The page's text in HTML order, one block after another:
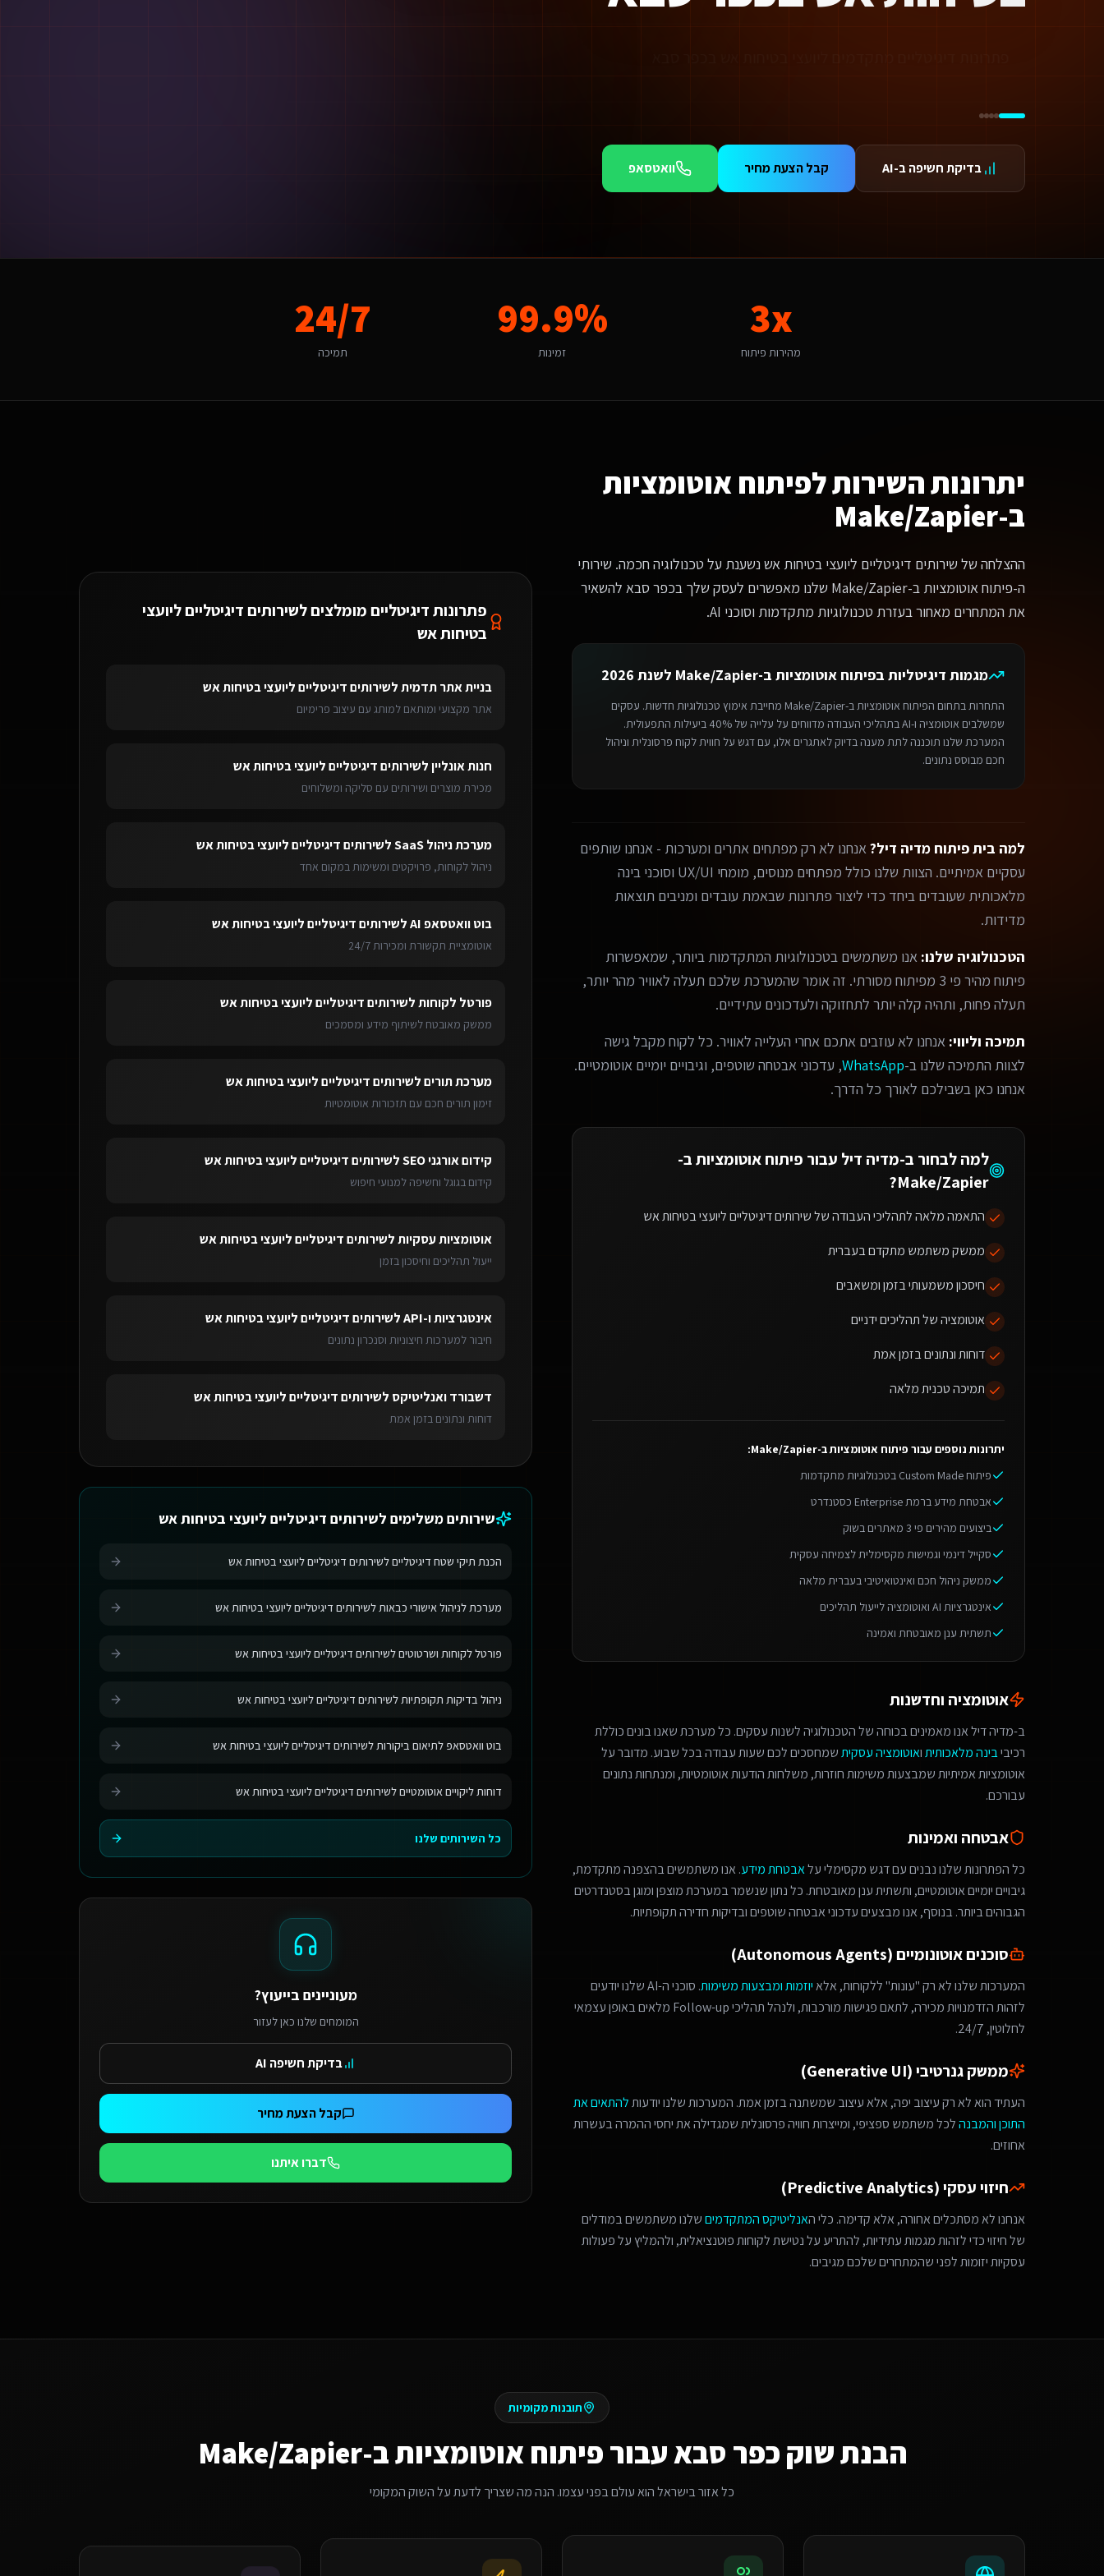
שאלות נפוצות על
האם אפשר לפרוס את התשלום?
בהחלט. אנו מציעים מסלולי תשלום גמישים: תשלום חד-פעמי עם הנחה, או פריסה ל-3-6 תשלומים. לשירותים דיגיטליים ליועצי בטיחות אש גדולים בכפר סבא יש גם אפשרות לתשלום חודשי מבוסס שימוש (SaaS).
כן, אנו עובדים עם עסקים בכפר סבא ומכירים את השוק המקומי. השוק בכפר סבא מתאפיין בירוק וקהילתי. עיר בינונית עם משפחות ואיכות חיים שמחפשת פיתוח אוטומציות ב-Make/Zapier איכותי בתחום השירותים דיגיטליים ליועצי בטיחות אש. הגורמים המקומיים כמו "פארק כפר סבא" יוצרים ביקוש ייחודי שצריך לדעת לנצל. הניסיון שלנו באזור מאפשר לנו להתאים את הפתרון לאופי המקומי ולקהל היעד הספציפי.
כמה זמן לוקח לפתח?
אפיון — מגדירים יחד את הדרישות והפתרון המושלם
פיתוח — צוות המומחים שלנו מפתח את המערכת על פלטפורמת Base44
עלייה לאוויר — משיקים ומלווים אתכם להצלחה
מדיה דיל היא בית פיתוח AI מוביל בישראל המתמחה בפתרונות דיגיטליים מותאמים אישית על פלטפורמת Base44. פיתוח מהיר פי 3, אבטחה ברמת Enterprise, תמיכה מלאה בוואטסאפ וגיבויים יומיים אוטומטיים.
לשירותים דיגיטליים ליועצי בטיחות אשבכפר סבא חנות אונלייןלשירותים דיגיטליים ליועצי בטיחות אש מערכת ניהול SaaS לשירותים דיגיטליים ליועצי בטיחות אשבכפר סבא
כפר סבאוהסביבה. מדיה דיל — תוצרת הארץ 9, תל אביב. טלפון: 050-831-2222.
ספריית המקצועות> שירותים דיגיטליים ליועצי בטיחות אש> פיתוח אוטומציות ב-Make/Zapier
בדיקת חשיפה ב-AI קבל הצעת מחיר וואטסאפ
3x
מהירות פיתוח
99.9%
זמינות
24/7
תמיכה
יתרונות השירות לפיתוח אוטומציות
ב-Make/Zapier
ההצלחה של שירותים דיגיטליים ליועצי בטיחות אש נשענת על טכנולוגיה חכמה. שירותי
ה-פיתוח אוטומציות ב-Make/Zapier שלנו מאפשרים לעסק שלך בכפר סבא להשאיר
את המתחרים מאחור בעזרת טכנולוגיות מתקדמות וסוכני AI.
מגמות דיגיטליות בפיתוח אוטומציות ב-Make/Zapier לשנת 2026
התחרות בתחום הפיתוח אוטומציות ב-Make/Zapier
מחייבת אימוץ טכנולוגיות חדשות. עסקים
שמשלבים אוטומציה ו-AI בתהליכי העבודה מדווחים על עלייה של 40% ביעילות התפעולית.
המערכת שלנו תוכננה לתת מענה בדיוק לאתגרים אלו, עם דגש על חווית לקוח פרסונלית וניהול
חכם מבוסס נתונים.
למה בית פיתוח מדיה דיל?אנחנו לא רק מפתחים אתרים ומערכות - אנחנו שותפים
עסקיים אמיתיים. הצוות שלנו כולל מפתחים מנוסים, מומחי UX/UI וסוכני בינה
מלאכותית שעובדים ביחד כדי ליצור פתרונות שבאמת עובדים ומניבים תוצאות
מדידות.
הטכנולוגיה שלנו: אנו משתמשים בטכנולוגיות המתקדמות ביותר, שמאפשרות
פיתוח מהיר פי 3 מפיתוח מסורתי. זה אומר שהמערכת שלכם תעלה לאוויר מהר יותר,
תעלה פחות, ותהיה קלה יותר לתחזוקה ולעדכונים עתידיים.
תמיכה וליווי: אנחנו לא עוזבים אתכם אחרי העלייה לאוויר. כל לקוח מקבל גישה
לצוות התמיכה שלנו ב-WhatsApp, עדכוני אבטחה שוטפים, וגיבויים יומיים אוטומטיים.
אנחנו כאן בשבילכם לאורך כל הדרך.
למה לבחור ב-מדיה דיל עבור פיתוח אוטומציות ב-
Make/Zapier
?
התאמה מלאה לתהליכי העבודה של שירותים דיגיטליים ליועצי בטיחות אש
ממשק משתמש מתקדם בעברית
חיסכון משמעותי בזמן ומשאבים
אוטומציה של תהליכים ידניים
דוחות ונתונים בזמן אמת
תמיכה טכנית מלאה
יתרונות נוספים עבור פיתוח אוטומציות ב-Make/Zapier
:
פיתוח Custom Made בטכנולוגיות מתקדמות
אבטחת מידע ברמת Enterprise כסטנדרט
ביצועים מהירים פי 3 מאתרים בשוק
סקייל דינמי וגמישות מקסימלית לצמיחה עסקית
ממשק ניהול חכם ואינטואיטיבי בעברית מלאה
אינטגרציות AI ואוטומציה לייעול תהליכים
תשתית ענן מאובטחת ואמינה
אוטומציה וחדשנות
ב-מדיה דיל אנו מאמינים בכוחה של הטכנולוגיה לשנות עסקים. כל מערכת שאנו בונים כוללת
רכיביבינה מלאכותיתואוטומציה עסקיתשמחסכים לכם שעות עבודה בכל שבוע. מדובר על
אוטומציות אמיתיות שמבצעות משימות חוזרות, משלחות הודעות אוטומטיות, ומנתחות נתונים
עבורכם.
אבטחה ואמינות
כל הפתרונות שלנו נבנים עם דגש מקסימלי עלאבטחת מידע. אנו משתמשים בהצפנה מתקדמת,
גיבויים יומיים אוטומטיים, ותשתית ענן מאובטחת. כל נתון שנשמר במערכת מוצפן ומוגן בסטנדרטים
הגבוהים ביותר. בנוסף, אנו מבצעים עדכוני אבטחה שוטפים ובדיקות חדירה תקופתיות.
סוכנים אוטונומיים (Autonomous Agents)
המערכות שלנו לא רק "עונות" ללקוחות, אלאיוזמות ומבצעות משימות
. סוכני ה-AI שלנו יודעים
לזהות הזדמנויות מכירה, לתאם פגישות מורכבות, ולנהל תהליכי Follow-up מלאים באופן עצמאי
לחלוטין, 24/7.
ממשק גנרטיבי (Generative UI)
העתיד הוא לא רק עיצוב יפה, אלא עיצוב שמשתנה בזמן אמת. המערכות שלנו יודעותלהתאים את
התוכן והמבנהלכל משתמש ספציפי, ומייצרות חוויה פרסונלית שמגדילה את יחסי ההמרה בעשרות
אחוזים.
חיזוי עסקי (Predictive Analytics)
אנחנו לא מסתכלים אחורה, אלא קדימה. כלי האנליטיקס המתקדמיםשלנו משתמשים במודלים
של חיזוי כדי לזהות מגמות עתידיות, להתריע על נטישת לקוחות פוטנציאלית, ולהמליץ על פעולות
עסקיות יזומות לפני שהמתחרים שלכם מגיבים.
פתרונות דיגיטליים מומלצים לשירותים דיגיטליים ליועצי
בטיחות אש
בניית אתר תדמיתלשירותים דיגיטליים ליועצי בטיחות אש
אתר מקצועי ומותאם למותג עם עיצוב פרימיום
חנות אונלייןלשירותים דיגיטליים ליועצי בטיחות אש
מכירת מוצרים ושירותים עם סליקה ומשלוחים
מערכת ניהול SaaS לשירותים דיגיטליים ליועצי בטיחות אש
ניהול לקוחות, פרויקטים ומשימות במקום אחד
בוט וואטסאפ AI לשירותים דיגיטליים ליועצי בטיחות אש
אוטומציית תקשורת ומכירות 24/7
פורטל לקוחותלשירותים דיגיטליים ליועצי בטיחות אש
ממשק מאובטח לשיתוף מידע ומסמכים
מערכת תוריםלשירותים דיגיטליים ליועצי בטיחות אש
זימון תורים חכם עם תזכורות אוטומטיות
קידום אורגני SEO לשירותים דיגיטליים ליועצי בטיחות אש
קידום בגוגל וחשיפה למנועי חיפוש
אוטומציות עסקיותלשירותים דיגיטליים ליועצי בטיחות אש
ייעול תהליכים וחיסכון בזמן
אינטגרציות ו-API לשירותים דיגיטליים ליועצי בטיחות אש
חיבור למערכות חיצוניות וסנכרון נתונים
דשבורד ואנליטיקס לשירותים דיגיטליים ליועצי בטיחות אש
דוחות ונתונים בזמן אמת
שירותים משלימים לשירותים דיגיטליים ליועצי בטיחות אש
הכנת תיקי שטח דיגיטליים לשירותים דיגיטליים ליועצי בטיחות אש
מערכת לניהול אישורי כבאות לשירותים דיגיטליים ליועצי בטיחות אש
פורטל לקוחות ושרטוטים לשירותים דיגיטליים ליועצי בטיחות אש
ניהול בדיקות תקופתיות לשירותים דיגיטליים ליועצי בטיחות אש
בוט וואטסאפ לתיאום ביקורות לשירותים דיגיטליים ליועצי בטיחות אש
דוחות ליקויים אוטומטיים לשירותים דיגיטליים ליועצי בטיחות אש
כל השירותים שלנו
מעוניינים בייעוץ?
המומחים שלנו כאן לעזור
בדיקת חשיפה AI
קבל הצעת מחיר
דברו איתנו
תובנות מקומיות
הבנת שוקכפר סבאעבורפיתוח אוטומציות ב-Make/Zapier
כל אזור בישראל הוא עולם בפני עצמו. הנה מה שצריך לדעת על השוק המקומי